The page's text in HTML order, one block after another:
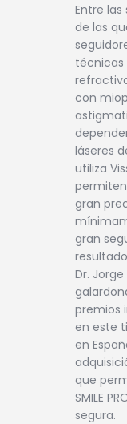
Entre
de las
técnicas
con
láseres
utiliza
gran
gran
Dr.
premios
en este
en
que
SMILE
segura.